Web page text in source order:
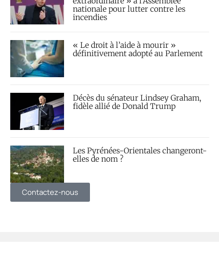
nationale pour lutter contre les
incendies
« Le droit à l’aide à mourir »
définitivement adopté au Parlement
Décès du sénateur Lindsey Graham,
fidèle allié de Donald Trump
Les Pyrénées-Orientales changeront-
elles de nom ?
Contactez-nous